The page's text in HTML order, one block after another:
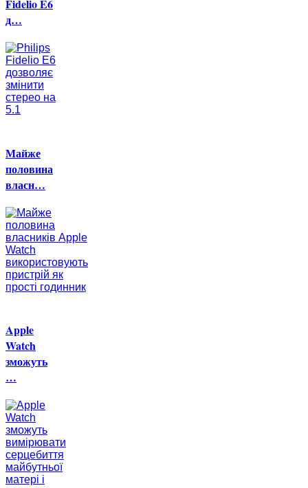
Fidelio E6
д…
Майже
половина
власн…
Apple
Watch
зможуть
…